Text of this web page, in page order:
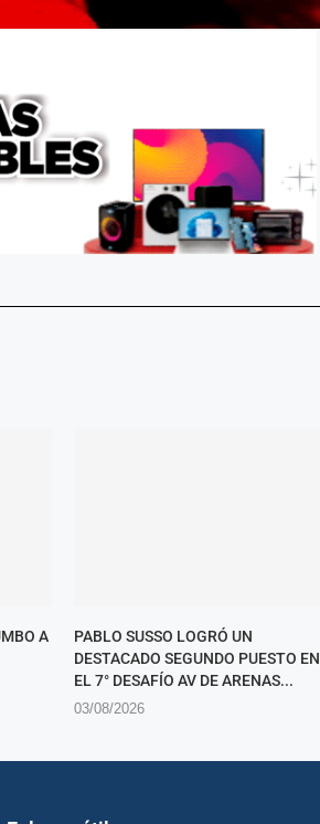
A
PABLO SUSSO LOGRÓ UN
DESTACADO SEGUNDO PUESTO EN
EL 7° DESAFÍO AV DE ARENAS...
03/08/2026